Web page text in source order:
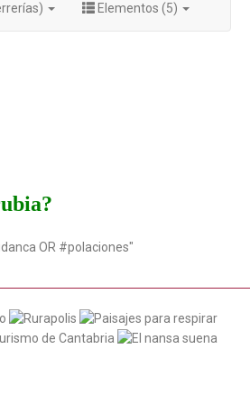
Elementos (5)
OR #polaciones"